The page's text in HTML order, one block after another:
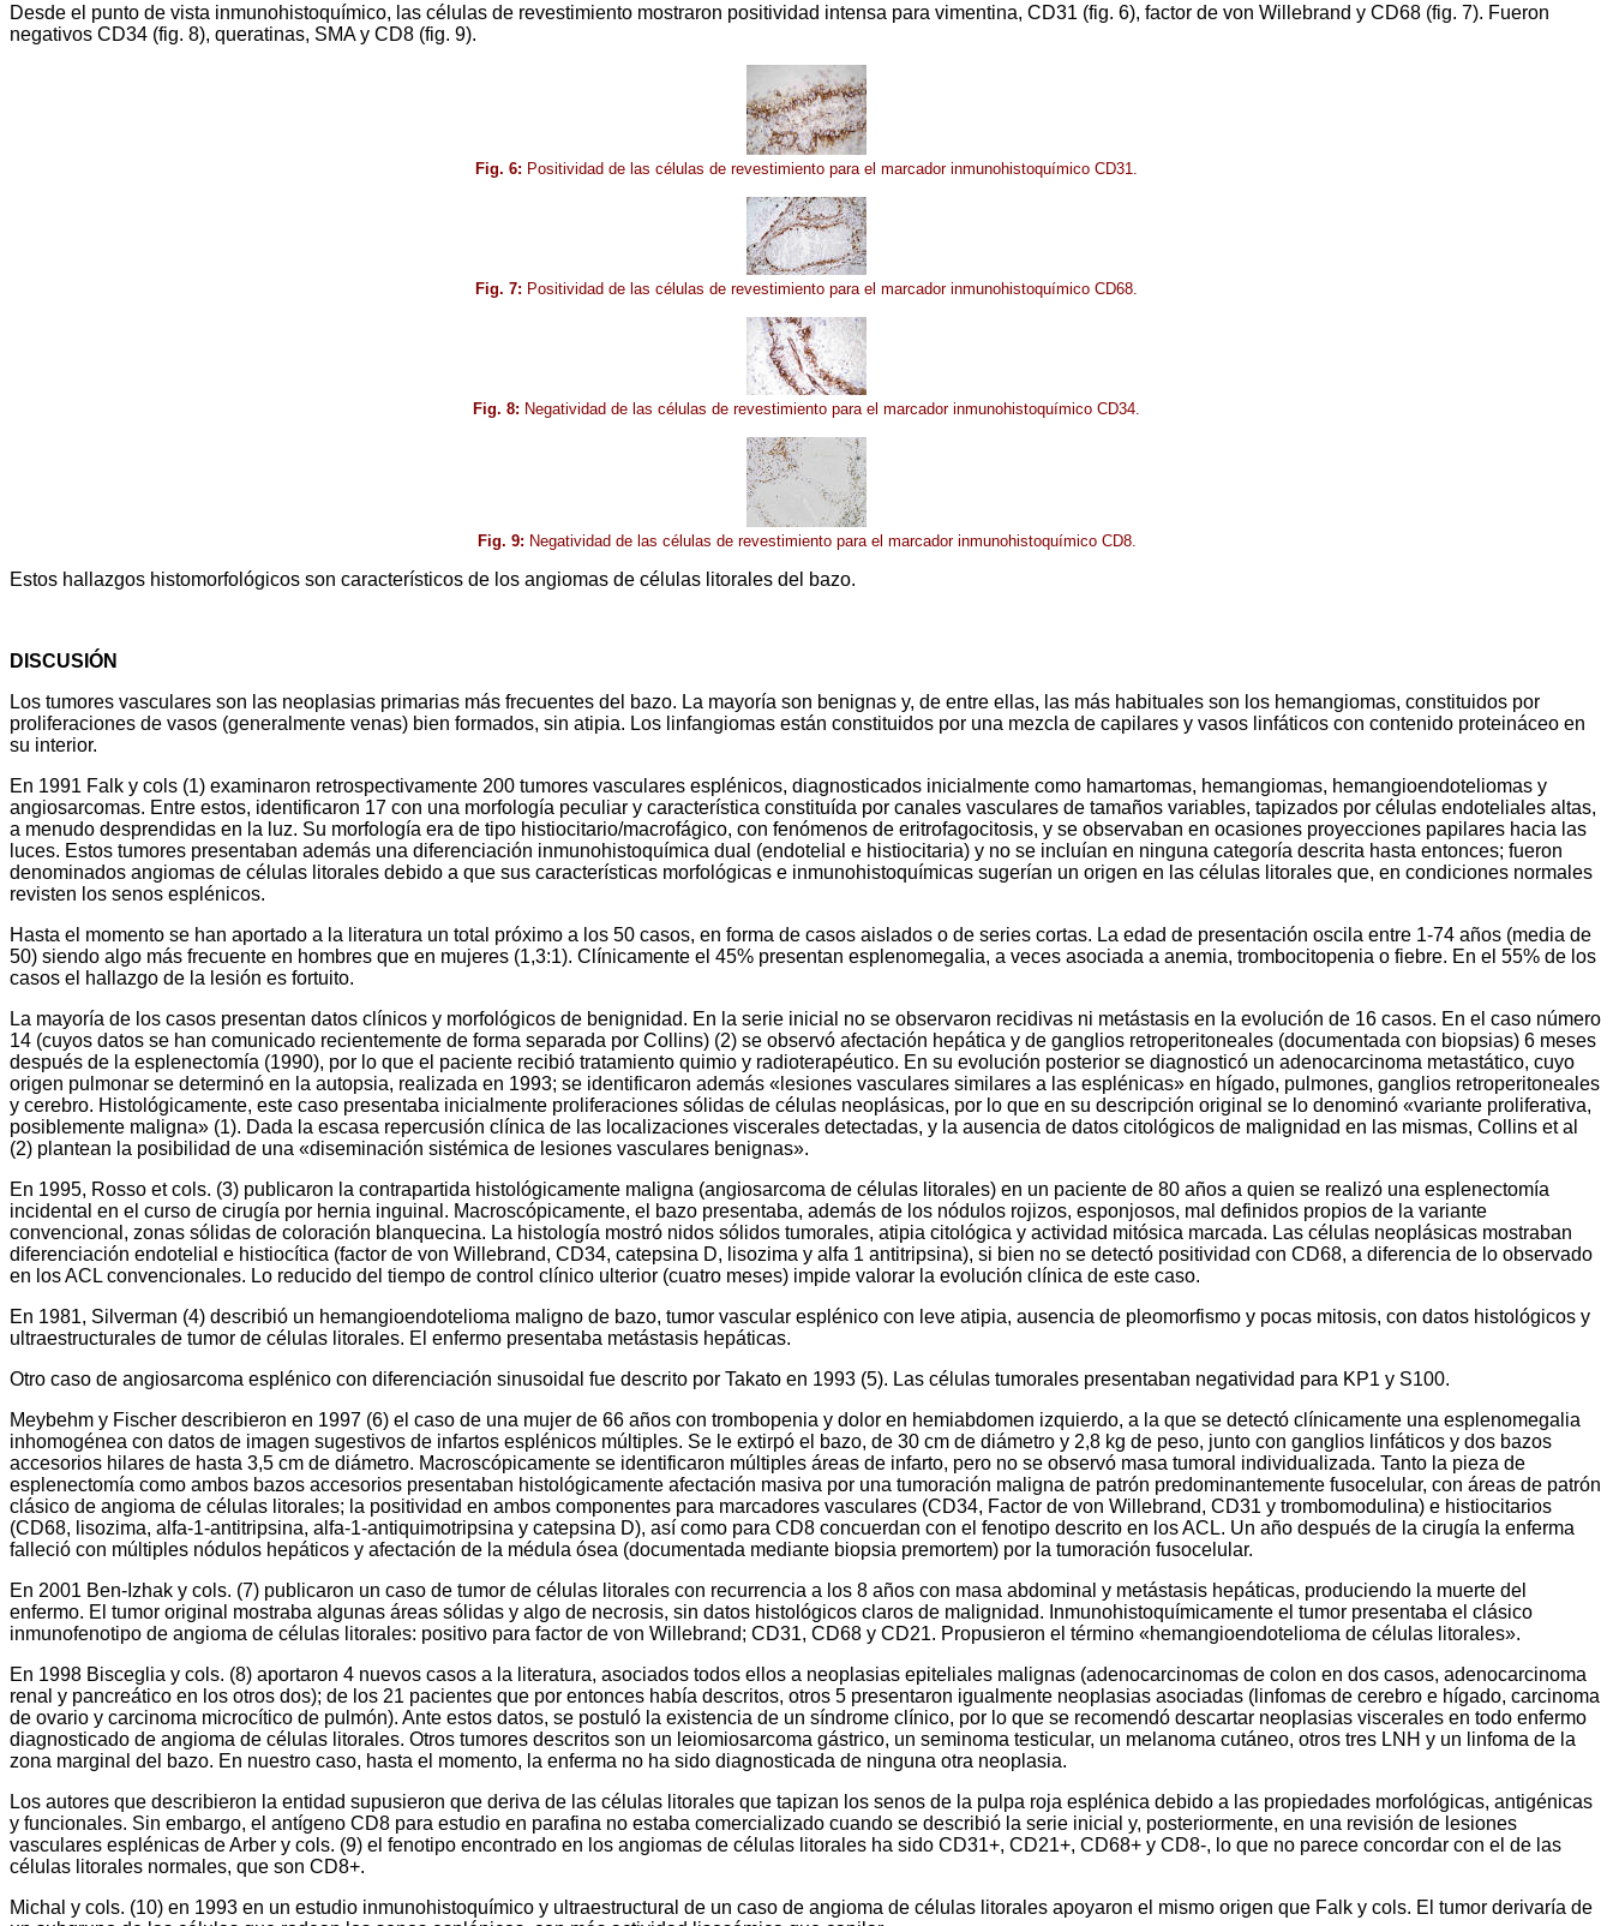
Desde el punto de vista inmunohistoquímico, las células de revestimiento mostraron positividad intensa para vimentina, CD31 (fig. 6), factor de von Willebrand y CD68 (fig. 7). Fueron
negativos CD34 (fig. 8), queratinas, SMA y CD8 (fig. 9).
Fig. 6: Positividad de las células de revestimiento para el marcador inmunohistoquímico CD31.
Fig. 7: Positividad de las células de revestimiento para el marcador inmunohistoquímico CD68.
Fig. 8: Negatividad de las células de revestimiento para el marcador inmunohistoquímico CD34.
Fig. 9: Negatividad de las células de revestimiento para el marcador inmunohistoquímico CD8.
Estos hallazgos histomorfológicos son característicos de los angiomas de células litorales del bazo.
DISCUSIÓN
Los tumores vasculares son las neoplasias primarias más frecuentes del bazo. La mayoría son benignas y, de entre ellas, las más habituales son los hemangiomas, constituidos por
proliferaciones de vasos (generalmente venas) bien formados, sin atipia. Los linfangiomas están constituidos por una mezcla de capilares y vasos linfáticos con contenido proteináceo en
su interior.
En 1991 Falk y cols (1) examinaron retrospectivamente 200 tumores vasculares esplénicos, diagnosticados inicialmente como hamartomas, hemangiomas, hemangioendoteliomas y
angiosarcomas. Entre estos, identificaron 17 con una morfología peculiar y característica constituída por canales vasculares de tamaños variables, tapizados por células endoteliales altas,
a menudo desprendidas en la luz. Su morfología era de tipo histiocitario/macrofágico, con fenómenos de eritrofagocitosis, y se observaban en ocasiones proyecciones papilares hacia las
luces. Estos tumores presentaban además una diferenciación inmunohistoquímica dual (endotelial e histiocitaria) y no se incluían en ninguna categoría descrita hasta entonces; fueron
denominados angiomas de células litorales debido a que sus características morfológicas e inmunohistoquímicas sugerían un origen en las células litorales que, en condiciones normales
revisten los senos esplénicos.
Hasta el momento se han aportado a la literatura un total próximo a los 50 casos, en forma de casos aislados o de series cortas. La edad de presentación oscila entre 1-74 años (media de
50) siendo algo más frecuente en hombres que en mujeres (1,3:1). Clínicamente el 45% presentan esplenomegalia, a veces asociada a anemia, trombocitopenia o fiebre. En el 55% de los
casos el hallazgo de la lesión es fortuito.
La mayoría de los casos presentan datos clínicos y morfológicos de benignidad. En la serie inicial no se observaron recidivas ni metástasis en la evolución de 16 casos. En el caso número
14 (cuyos datos se han comunicado recientemente de forma separada por Collins) (2) se observó afectación hepática y de ganglios retroperitoneales (documentada con biopsias) 6 meses
después de la esplenectomía (1990), por lo que el paciente recibió tratamiento quimio y radioterapéutico. En su evolución posterior se diagnosticó un adenocarcinoma metastático, cuyo
origen pulmonar se determinó en la autopsia, realizada en 1993; se identificaron además «lesiones vasculares similares a las esplénicas» en hígado, pulmones, ganglios retroperitoneales
y cerebro. Histológicamente, este caso presentaba inicialmente proliferaciones sólidas de células neoplásicas, por lo que en su descripción original se lo denominó «variante proliferativa,
posiblemente maligna» (1). Dada la escasa repercusión clínica de las localizaciones viscerales detectadas, y la ausencia de datos citológicos de malignidad en las mismas, Collins et al
(2) plantean la posibilidad de una «diseminación sistémica de lesiones vasculares benignas».
En 1995, Rosso et cols. (3) publicaron la contrapartida histológicamente maligna (angiosarcoma de células litorales) en un paciente de 80 años a quien se realizó una esplenectomía
incidental en el curso de cirugía por hernia inguinal. Macroscópicamente, el bazo presentaba, además de los nódulos rojizos, esponjosos, mal definidos propios de la variante
convencional, zonas sólidas de coloración blanquecina. La histología mostró nidos sólidos tumorales, atipia citológica y actividad mitósica marcada. Las células neoplásicas mostraban
diferenciación endotelial e histiocítica (factor de von Willebrand, CD34, catepsina D, lisozima y alfa 1 antitripsina), si bien no se detectó positividad con CD68, a diferencia de lo observado
en los ACL convencionales. Lo reducido del tiempo de control clínico ulterior (cuatro meses) impide valorar la evolución clínica de este caso.
En 1981, Silverman (4) describió un hemangioendotelioma maligno de bazo, tumor vascular esplénico con leve atipia, ausencia de pleomorfismo y pocas mitosis, con datos histológicos y
ultraestructurales de tumor de células litorales. El enfermo presentaba metástasis hepáticas.
Otro caso de angiosarcoma esplénico con diferenciación sinusoidal fue descrito por Takato en 1993 (5). Las células tumorales presentaban negatividad para KP1 y S100.
Meybehm y Fischer describieron en 1997 (6) el caso de una mujer de 66 años con trombopenia y dolor en hemiabdomen izquierdo, a la que se detectó clínicamente una esplenomegalia
inhomogénea con datos de imagen sugestivos de infartos esplénicos múltiples. Se le extirpó el bazo, de 30 cm de diámetro y 2,8 kg de peso, junto con ganglios linfáticos y dos bazos
accesorios hilares de hasta 3,5 cm de diámetro. Macroscópicamente se identificaron múltiples áreas de infarto, pero no se observó masa tumoral individualizada. Tanto la pieza de
esplenectomía como ambos bazos accesorios presentaban histológicamente afectación masiva por una tumoración maligna de patrón predominantemente fusocelular, con áreas de patrón
clásico de angioma de células litorales; la positividad en ambos componentes para marcadores vasculares (CD34, Factor de von Willebrand, CD31 y trombomodulina) e histiocitarios
(CD68, lisozima, alfa-1-antitripsina, alfa-1-antiquimotripsina y catepsina D), así como para CD8 concuerdan con el fenotipo descrito en los ACL. Un año después de la cirugía la enferma
falleció con múltiples nódulos hepáticos y afectación de la médula ósea (documentada mediante biopsia premortem) por la tumoración fusocelular.
En 2001 Ben-Izhak y cols. (7) publicaron un caso de tumor de células litorales con recurrencia a los 8 años con masa abdominal y metástasis hepáticas, produciendo la muerte del
enfermo. El tumor original mostraba algunas áreas sólidas y algo de necrosis, sin datos histológicos claros de malignidad. Inmunohistoquímicamente el tumor presentaba el clásico
inmunofenotipo de angioma de células litorales: positivo para factor de von Willebrand; CD31, CD68 y CD21. Propusieron el término «hemangioendotelioma de células litorales».
En 1998 Bisceglia y cols. (8) aportaron 4 nuevos casos a la literatura, asociados todos ellos a neoplasias epiteliales malignas (adenocarcinomas de colon en dos casos, adenocarcinoma
renal y pancreático en los otros dos); de los 21 pacientes que por entonces había descritos, otros 5 presentaron igualmente neoplasias asociadas (linfomas de cerebro e hígado, carcinoma
de ovario y carcinoma microcítico de pulmón). Ante estos datos, se postuló la existencia de un síndrome clínico, por lo que se recomendó descartar neoplasias viscerales en todo enfermo
diagnosticado de angioma de células litorales. Otros tumores descritos son un leiomiosarcoma gástrico, un seminoma testicular, un melanoma cutáneo, otros tres LNH y un linfoma de la
zona marginal del bazo. En nuestro caso, hasta el momento, la enferma no ha sido diagnosticada de ninguna otra neoplasia.
Los autores que describieron la entidad supusieron que deriva de las células litorales que tapizan los senos de la pulpa roja esplénica debido a las propiedades morfológicas, antigénicas
y funcionales. Sin embargo, el antígeno CD8 para estudio en parafina no estaba comercializado cuando se describió la serie inicial y, posteriormente, en una revisión de lesiones
vasculares esplénicas de Arber y cols. (9) el fenotipo encontrado en los angiomas de células litorales ha sido CD31+, CD21+, CD68+ y CD8-, lo que no parece concordar con el de las
células litorales normales, que son CD8+.
Michal y cols. (10) en 1993 en un estudio inmunohistoquímico y ultraestructural de un caso de angioma de células litorales apoyaron el mismo origen que Falk y cols. El tumor derivaría de